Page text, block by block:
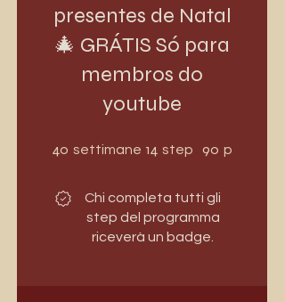
presentes de Natal
🎄 GRÁTIS Só para
membros do
youtube
40 settimane 40 settimane
14 step 90
Chi completa tutti gli
step del programma
riceverà un badge.